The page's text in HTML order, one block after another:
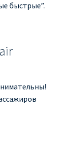
быстрые”.